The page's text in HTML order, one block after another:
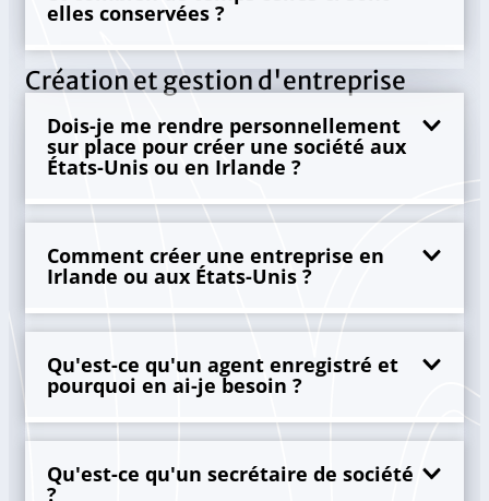
elles conservées ?
Création et gestion d'entreprise
Dois-je me rendre personnellement
sur place pour créer une société aux
États-Unis ou en Irlande ?
Comment créer une entreprise en
Irlande ou aux États-Unis ?
Qu'est-ce qu'un agent enregistré et
pourquoi en ai-je besoin ?
Qu'est-ce qu'un secrétaire de société
?